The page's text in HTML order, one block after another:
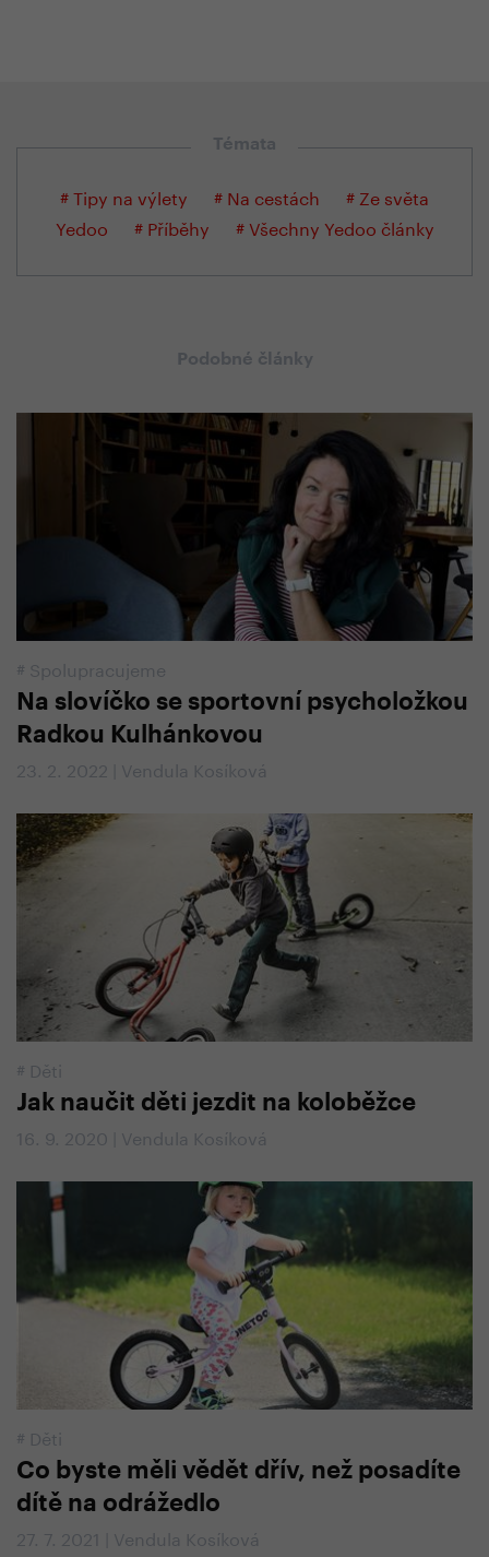
Témata
# Tipy na výlety # Na cestách
# Ze světa
Yedoo
# Příběhy # Všechny Yedoo články
Podobné články
# Spolupracujeme
Na slovíčko se sportovní psycholožkou
Radkou Kulhánkovou
23. 2. 2022 | Vendula Kosíková
# Děti
Jak naučit děti jezdit na koloběžce
16. 9. 2020 | Vendula Kosíková
# Děti
Co byste měli vědět dřív, než posadíte
dítě na odrážedlo
27. 7. 2021 | Vendula Kosíková